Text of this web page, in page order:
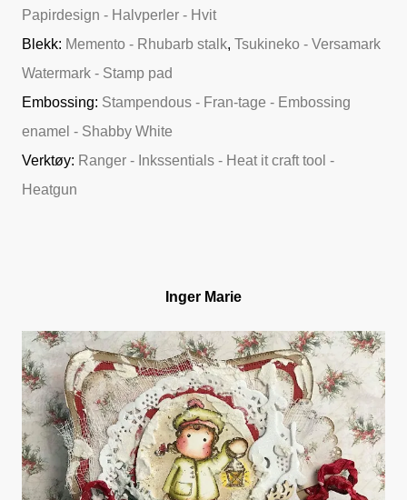
Papirdesign - Halvperler - Hvit
Blekk: Memento - Rhubarb stalk, Tsukineko - Versamark
Watermark - Stamp pad
Embossing: Stampendous - Fran-tage - Embossing
enamel - Shabby White
Verktøy: Ranger - Inkssentials - Heat it craft tool -
Heatgun
Inger Marie